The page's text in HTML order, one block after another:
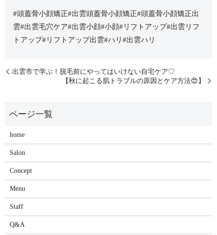
#頭蓋骨小顔矯正#出雲頭蓋骨小顔矯正#頭蓋骨小顔矯正出
雲#出雲毛穴ケア#出雲小顔#小顔#リフトアップ#出雲リフ
トアップ#リフトアップ出雲#ハリ#出雲ハリ
出雲市で学ぶ！脱毛前にやってはいけない自宅ケア♡
【秋に起こる肌トラブルの原因とケア方法😍】
home
Salon
Concept
Menu
Staff
Q&A